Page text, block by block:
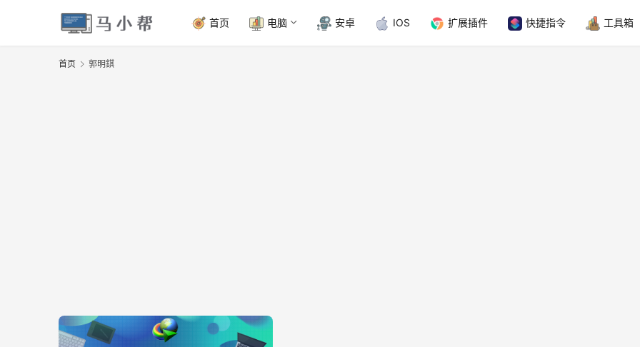
首页 电脑 安卓 IOS 扩展插件 快捷指令 工具箱
首页 郭明錤